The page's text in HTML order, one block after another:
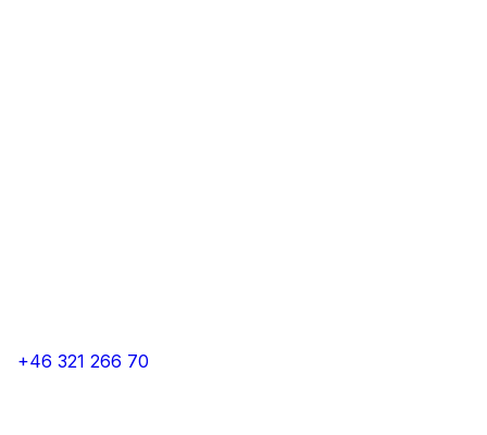
+46 321 266 70